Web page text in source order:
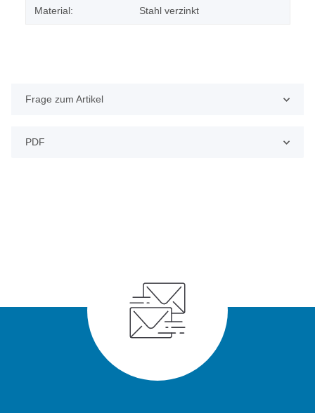
Material: Stahl verzinkt
Frage zum Artikel
PDF